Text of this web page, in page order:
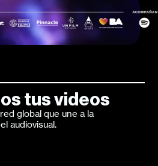
tus videos
global que une a la
audiovisual.